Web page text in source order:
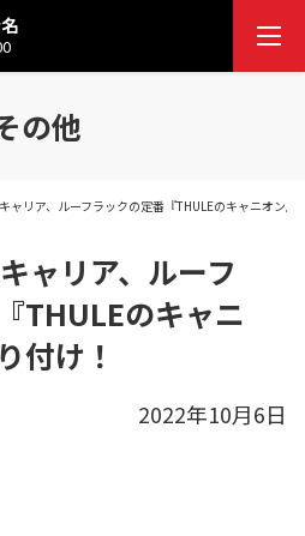
の他
ャリア、ルーフラックの定番『THULEのキャニオン』
ャリア、ルーフ
THULEのキャニ
付け！
2022年10月6日